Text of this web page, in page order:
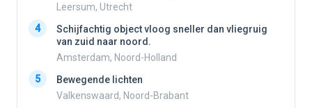
Leersum, Utrecht
4
Schijfachtig object vloog sneller dan vliegruig
van zuid naar noord.
Amsterdam, Noord-Holland
5
Bewegende lichten
Valkenswaard, Noord-Brabant